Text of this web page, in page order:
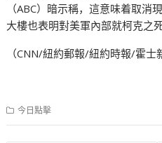
（ABC）暗示稱，這意味着取消
大樓也表明對美軍內部就柯克之
（CNN/紐約郵報/紐約時報/霍士
今日點擊